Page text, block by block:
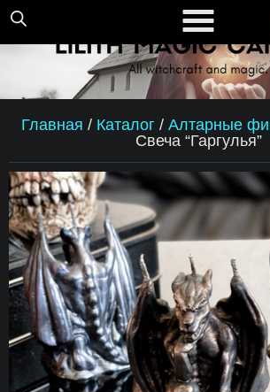
Главная / Каталог / Алтарные
Свеча “Гаргулья”